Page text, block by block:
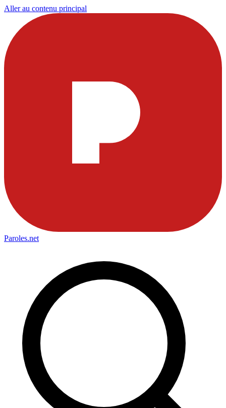
Aller au contenu principal
Paroles.net